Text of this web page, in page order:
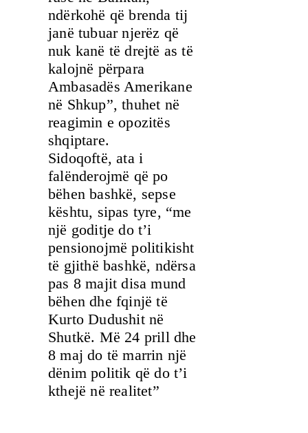
ndërkohë që brenda tij
janë tubuar njerëz që
nuk kanë të drejtë as të
kalojnë përpara
Ambasadës Amerikane
në Shkup”, thuhet në
reagimin e opozitës
shqiptare.
Sidoqoftë, ata i
falënderojmë që po
bëhen bashkë, sepse
kështu, sipas tyre, “me
një goditje do t’i
pensionojmë politikisht
të gjithë bashkë, ndërsa
pas 8 majit disa mund
bëhen dhe fqinjë të
Kurto Dudushit në
Shutkë. Më 24 prill dhe
8 maj do të marrin një
dënim politik që do t’i
kthejë në realitet”